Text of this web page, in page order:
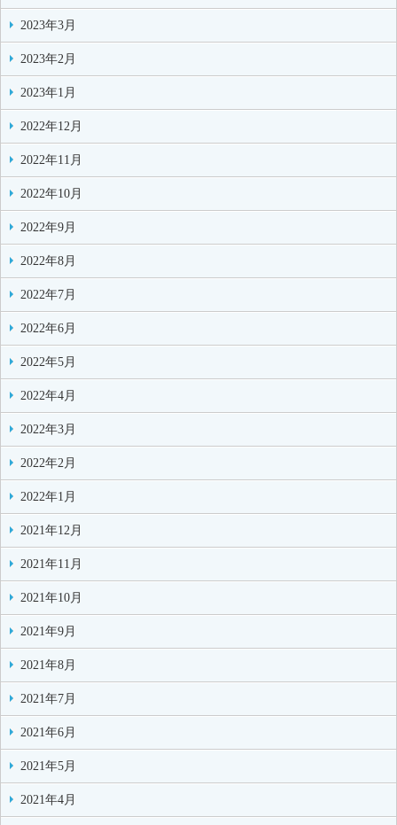
2023年3月
2023年2月
2023年1月
2022年12月
2022年11月
2022年10月
2022年9月
2022年8月
2022年7月
2022年6月
2022年5月
2022年4月
2022年3月
2022年2月
2022年1月
2021年12月
2021年11月
2021年10月
2021年9月
2021年8月
2021年7月
2021年6月
2021年5月
2021年4月